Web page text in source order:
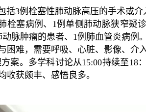
3例栓塞性肺动脉高压的手术或介
栓塞病例、1例单侧肺动脉狭窄疑
脉肿瘤的患者、1例肺血管炎病例
难，需要呼吸、心脏、影像、介
案。多学科讨论从15:00持续至18
获颇丰、感悟良多。